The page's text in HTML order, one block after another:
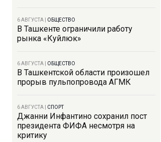
6 АВГУСТА ОБЩЕСТВО
В Ташкенте ограничили работу
рынка «Куйлюк»
6 АВГУСТА ОБЩЕСТВО
В Ташкентской области произошел
прорыв пульпопровода АГМК
6 АВГУСТА СПОРТ
Джанни Инфантино сохранил пост
президента ФИФА несмотря на
критику